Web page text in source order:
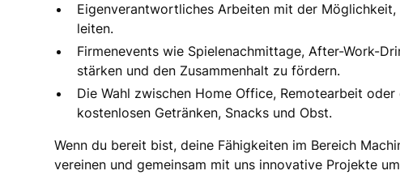
Eigenverantwortliches Arbeiten mit der
leiten.
Firmenevents wie Spielenachmittage, After-Work-
stärken und den Zusammenhalt zu fördern.
Die Wahl zwischen Home Office, Remotearbeit
kostenlosen Getränken, Snacks und Obst.
Wenn du bereit bist, deine Fähigkeiten im Bereich
vereinen und gemeinsam mit uns innovative Projekte